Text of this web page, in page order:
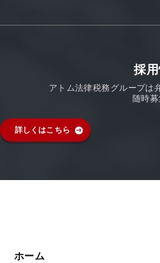
採
アトム法律税務グループは
随時募
詳しくはこちら
ホーム